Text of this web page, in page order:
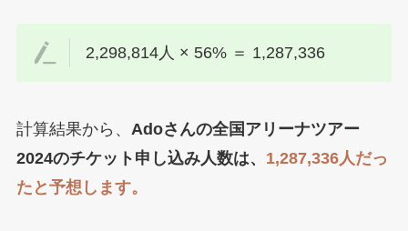
2,298,814人 × 56% ＝ 1,287,336
計算結果から、 Adoさんの全国アリーナツアー
2024のチケット申し込み人数は、 1,287,336人だっ
たと予想します。